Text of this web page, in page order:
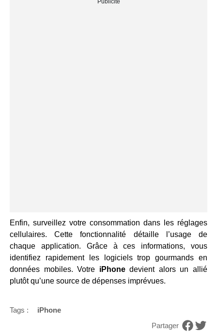
Enfin, surveillez votre consommation dans les réglages
cellulaires. Cette fonctionnalité détaille l’usage de
chaque application. Grâce à ces informations, vous
identifiez rapidement les logiciels trop gourmands en
données mobiles. Votre iPhonedevient alors un allié
plutôt qu’une source de dépenses imprévues.
Tags :
iPhone
Partager